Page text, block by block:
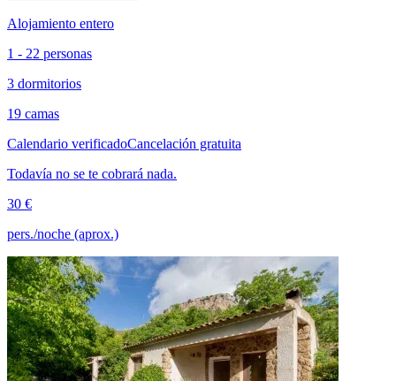
Alojamiento entero
1 - 22 personas
3 dormitorios
19 camas
Calendario verificadoCancelación gratuita
Todavía no se te cobrará nada.
30 €
pers./noche (aprox.)